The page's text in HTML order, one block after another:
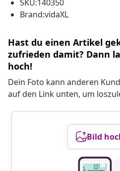
SKU:140350
Brand:vidaXL
Hast du einen Artikel
zufrieden damit? Dann
hoch!
Dein Foto kann anderen
auf den Link unten, um
Bild